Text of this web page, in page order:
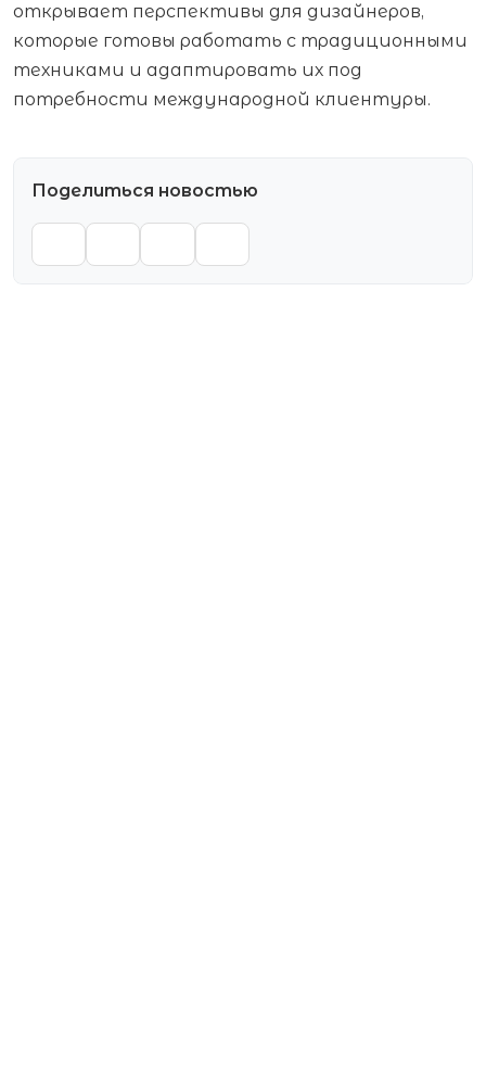
открывает перспективы для дизайнеров,
которые готовы работать с традиционными
техниками и адаптировать их под
потребности международной клиентуры.
Поделиться новостью